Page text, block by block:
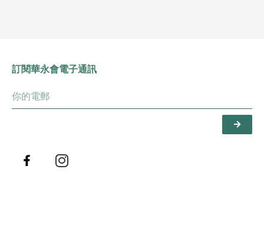
訂閱華永會電子通訊